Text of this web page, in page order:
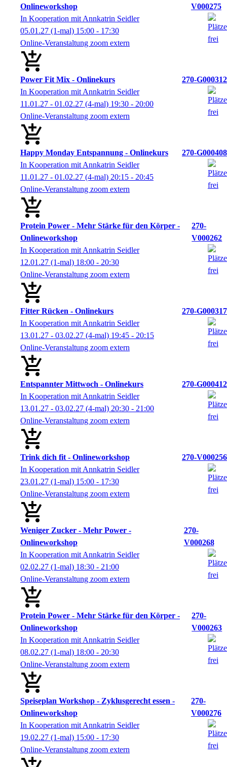
Onlineworkshop
V000275
In Kooperation mit Annkatrin Seidler
05.01.27 (1-mal) 15:00 - 17:30
Online-Veranstaltung zoom extern
Power Fit Mix - Onlinekurs
270-G000312
In Kooperation mit Annkatrin Seidler
11.01.27 - 01.02.27 (4-mal) 19:30 - 20:00
Online-Veranstaltung zoom extern
Happy Monday Entspannung - Onlinekurs
270-G000408
In Kooperation mit Annkatrin Seidler
11.01.27 - 01.02.27 (4-mal) 20:15 - 20:45
Online-Veranstaltung zoom extern
Protein Power - Mehr Stärke für den Körper -
Onlineworkshop
270-
V000262
In Kooperation mit Annkatrin Seidler
12.01.27 (1-mal) 18:00 - 20:30
Online-Veranstaltung zoom extern
Fitter Rücken - Onlinekurs
270-G000317
In Kooperation mit Annkatrin Seidler
13.01.27 - 03.02.27 (4-mal) 19:45 - 20:15
Online-Veranstaltung zoom extern
Entspannter Mittwoch - Onlinekurs
270-G000412
In Kooperation mit Annkatrin Seidler
13.01.27 - 03.02.27 (4-mal) 20:30 - 21:00
Online-Veranstaltung zoom extern
Trink dich fit - Onlineworkshop
270-V000256
In Kooperation mit Annkatrin Seidler
23.01.27 (1-mal) 15:00 - 17:30
Online-Veranstaltung zoom extern
Weniger Zucker - Mehr Power -
Onlineworkshop
270-
V000268
In Kooperation mit Annkatrin Seidler
02.02.27 (1-mal) 18:30 - 21:00
Online-Veranstaltung zoom extern
Protein Power - Mehr Stärke für den Körper -
Onlineworkshop
270-
V000263
In Kooperation mit Annkatrin Seidler
08.02.27 (1-mal) 18:00 - 20:30
Online-Veranstaltung zoom extern
Speiseplan Workshop - Zyklusgerecht essen -
Onlineworkshop
270-
V000276
In Kooperation mit Annkatrin Seidler
19.02.27 (1-mal) 15:00 - 17:30
Online-Veranstaltung zoom extern